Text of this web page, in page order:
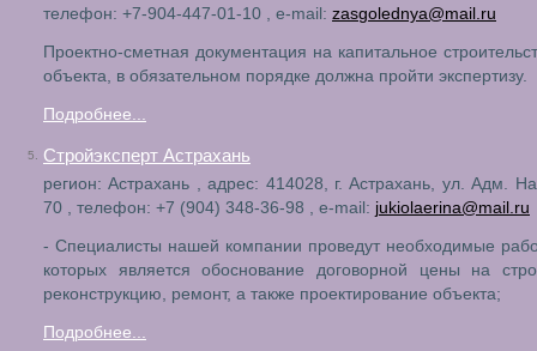
телефон: +7-904-447-01-10 , e-mail: zasgolednya@mail.ru
Проектно-сметная документация на капитальное
объекта, в обязательном порядке должна пройти экспертизу.
Подробнее...
5. Стройэксперт Астрахань
регион: Астрахань , адрес: 414028, г. Астрахань, ул. Адм.
70 , телефон: +7 (904) 348-36-98 , e-mail: jukiolaerina@mail.ru
- Специалисты нашей компании проведут необходимые
которых является обоснование договорной цены на
реконструкцию, ремонт, а также проектирование объекта;
Подробнее...